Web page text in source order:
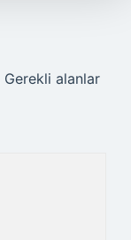
Gerekli alanlar